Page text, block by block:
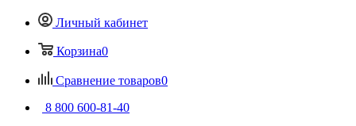
Личный кабинет
Корзина0
Сравнение товаров0
8 800 600-81-40